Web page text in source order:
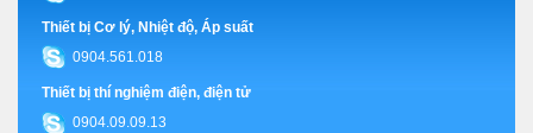
Thiết bị Cơ lý, Nhiệt độ, Áp suất
0904.561.018
Thiết bị thí nghiệm điện, điện tử
0904.09.09.13